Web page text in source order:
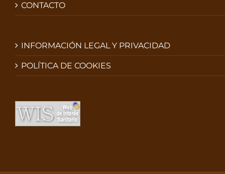
CONTACTO
INFORMACIÓN LEGAL Y PRIVACIDAD
POLÍTICA DE COOKIES